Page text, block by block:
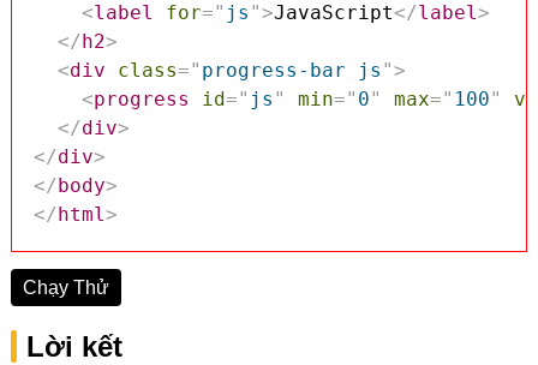
<label for=" js ">JavaScript</label>
</ h2>
<div class=" progress-bar js ">
<progress id=" js " min=" 0" max=" 100"
</div>
</div>
</ body>
</ html>
Chạy Thử
Lời kết